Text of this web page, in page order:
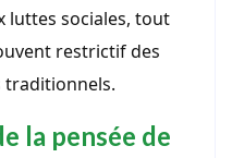
luttes sociales, tout
restrictif des
traditionnels.
la pensée de